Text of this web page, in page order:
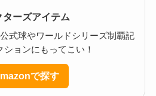
ターズアイテム
式球やワールドシリーズ制覇記
ションにもってこい！
で探す